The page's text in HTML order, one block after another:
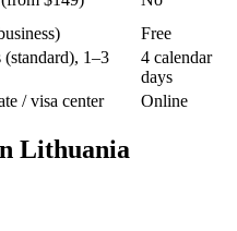
Free
(standard), 1–3
4 calendar
days
/ visa center Online
Lithuania